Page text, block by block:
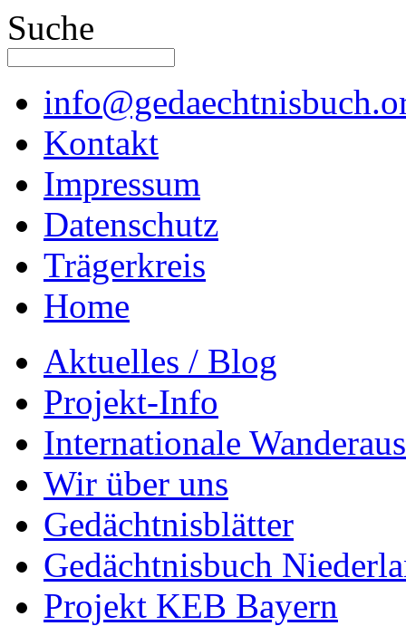
Suche
Kontakt
Impressum
Datenschutz
Trägerkreis
Home
Aktuelles / Blog
Projekt-Info
Internationale
Wir über uns
Gedächtnisblätter
Gedächtnisbuch
Projekt KEB Bayern